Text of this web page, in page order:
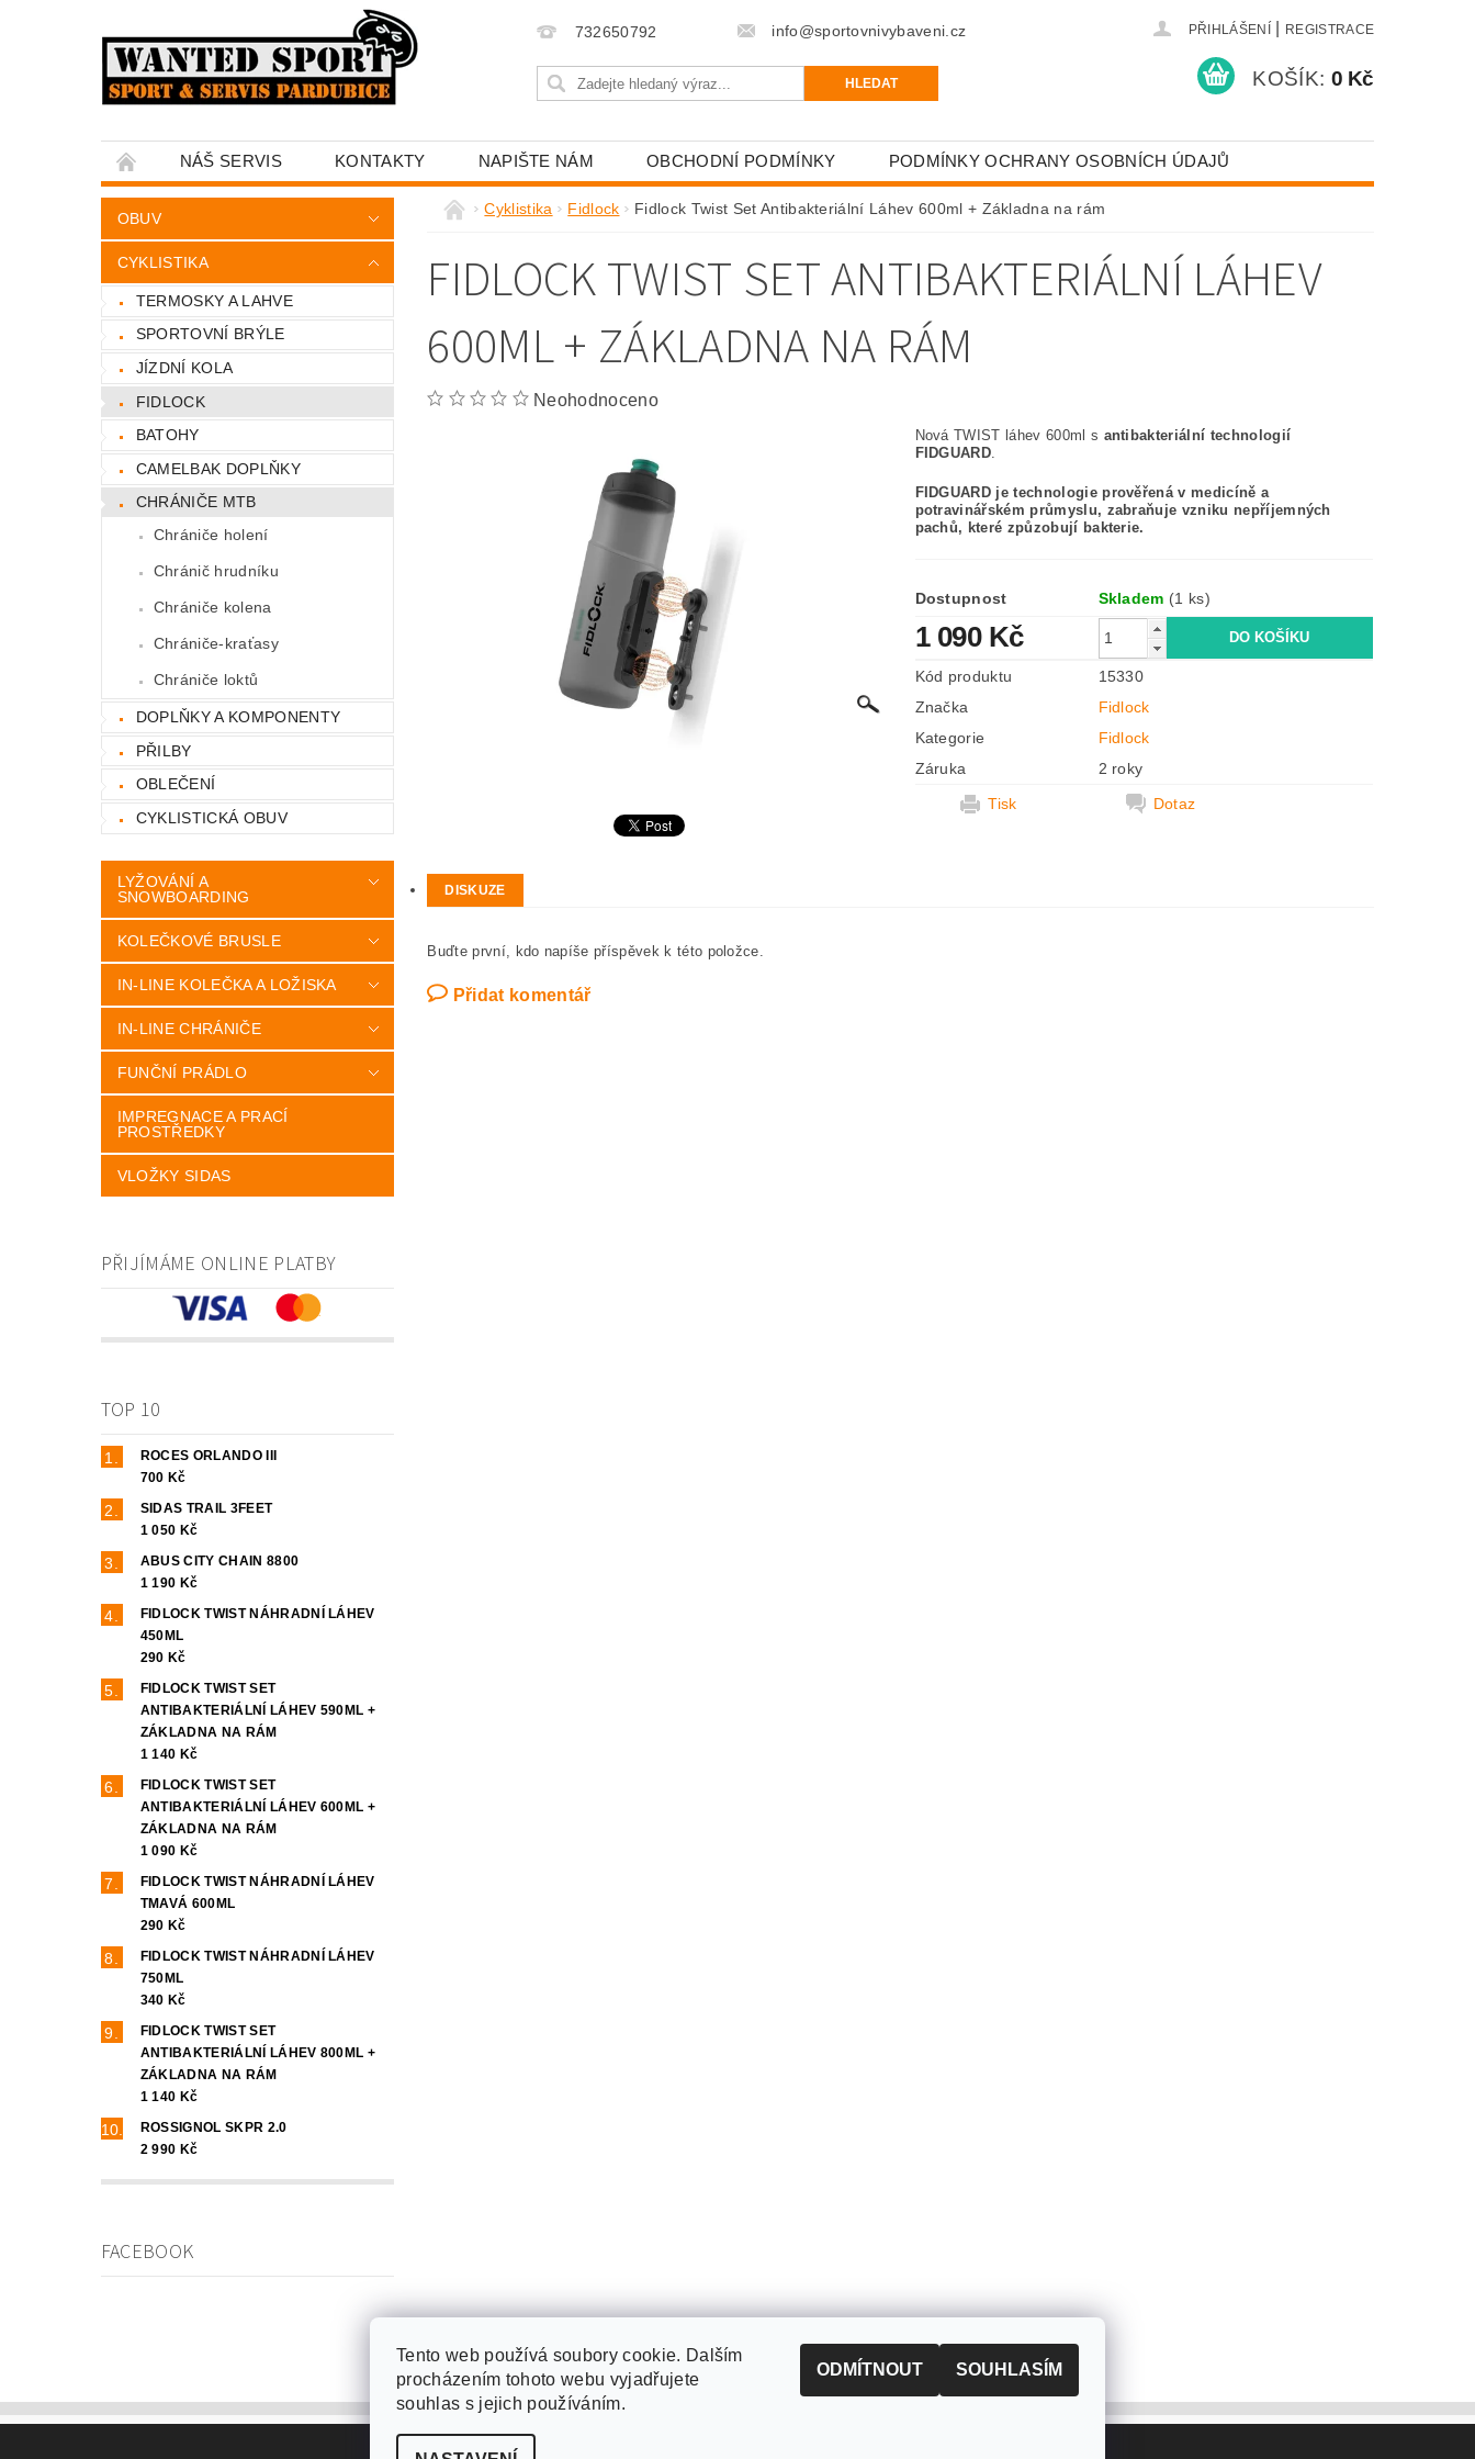
732650792 info@sportovnivybaveni.cz PŘIHLÁŠENÍ REGISTRACE
KOŠÍK: 0 Kč
NÁŠ SERVIS KONTAKTY NAPIŠTE NÁM OBCHODNÍ PODMÍNKY PODMÍNKY OCHRANY OSOBNÍCH ÚDAJŮ
OBUV
CYKLISTIKA
TERMOSKY A LAHVE
SPORTOVNÍ BRÝLE
JÍZDNÍ KOLA
FIDLOCK
BATOHY
CAMELBAK DOPLŇKY
CHRÁNIČE MTB
Chrániče holení
Chránič hrudníku
Chrániče kolena
Chrániče-kraťasy
Chrániče loktů
DOPLŇKY A KOMPONENTY
PŘILBY
OBLEČENÍ
CYKLISTICKÁ OBUV
LYŽOVÁNÍ A
SNOWBOARDING
KOLEČKOVÉ BRUSLE
IN-LINE KOLEČKA A LOŽISKA
IN-LINE CHRÁNIČE
FUNČNÍ PRÁDLO
IMPREGNACE A PRACÍ
PROSTŘEDKY
VLOŽKY SIDAS
PŘIJÍMÁME ONLINE PLATBY
TOP 10
ROCES ORLANDO III
700 Kč
SIDAS TRAIL 3FEET
1 050 Kč
ABUS CITY CHAIN 8800
1 190 Kč
FIDLOCK TWIST NÁHRADNÍ LÁHEV
450ML
290 Kč
FIDLOCK TWIST SET
ANTIBAKTERIÁLNÍ LÁHEV 590ML +
ZÁKLADNA NA RÁM
1 140 Kč
FIDLOCK TWIST SET
ANTIBAKTERIÁLNÍ LÁHEV 600ML +
ZÁKLADNA NA RÁM
1 090 Kč
FIDLOCK TWIST NÁHRADNÍ LÁHEV
TMAVÁ 600ML
290 Kč
FIDLOCK TWIST NÁHRADNÍ LÁHEV
750ML
340 Kč
FIDLOCK TWIST SET
ANTIBAKTERIÁLNÍ LÁHEV 800ML +
ZÁKLADNA NA RÁM
1 140 Kč
ROSSIGNOL SKPR 2.0
2 990 Kč
FACEBOOK
Cyklistika Fidlock Fidlock Twist Set Antibakteriální Láhev 600ml + Základna na rám
FIDLOCK TWIST SET ANTIBAKTERIÁLNÍ LÁHEV
600ML + ZÁKLADNA NA RÁM
Neohodnoceno
Nová TWIST láhev 600ml s antibakteriální technologií
FIDGUARD.
FIDGUARD je technologie prověřená v medicíně a
potravinářském průmyslu, zabraňuje vzniku nepříjemných
pachů, které způzobují bakterie.
Dostupnost Skladem (1 ks)
1 090 Kč
Kód produktu
15330
Značka
Fidlock
Kategorie
Fidlock
Záruka
2 roky
Tisk
Dotaz
DISKUZE
Buďte první, kdo napíše příspěvek k této položce.
Přidat komentář
Tento web používá soubory cookie. Dalším
procházením tohoto webu vyjadřujete
souhlas s jejich používáním.
ODMÍTNOUT SOUHLASÍM